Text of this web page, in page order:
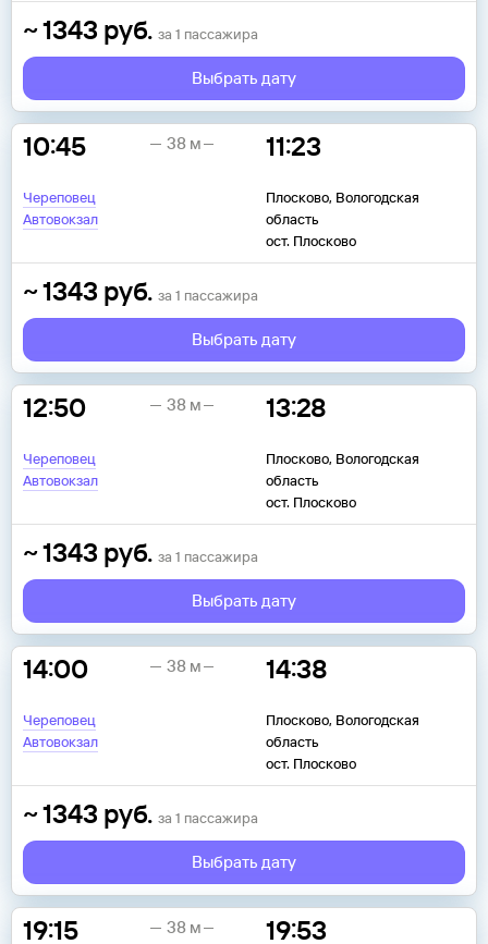
~1343 руб. за 1 пассажира
Выбрать дату
10:45
Череповец
Автовокзал
11:23
Плосково, Вологодская
область
ост. Плосково
38 м
~1343 руб. за 1 пассажира
Выбрать дату
12:50
Череповец
Автовокзал
13:28
Плосково, Вологодская
область
ост. Плосково
38 м
~1343 руб. за 1 пассажира
Выбрать дату
14:00
Череповец
Автовокзал
14:38
Плосково, Вологодская
область
ост. Плосково
38 м
~1343 руб. за 1 пассажира
Выбрать дату
19:15 19:53
38 м